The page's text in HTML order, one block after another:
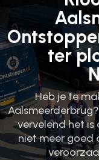
ter
Heb je te
vervelend het
niet meer goed